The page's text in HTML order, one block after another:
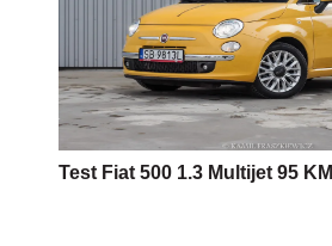
Test Fiat 500 1.3 Multijet 95 KM